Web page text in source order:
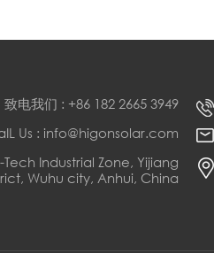
致电我们 : +86 182 2665 3949
Us : info@higonsolar.com
Tech Industrial Zone, Yijiang
Wuhu city, Anhui, China